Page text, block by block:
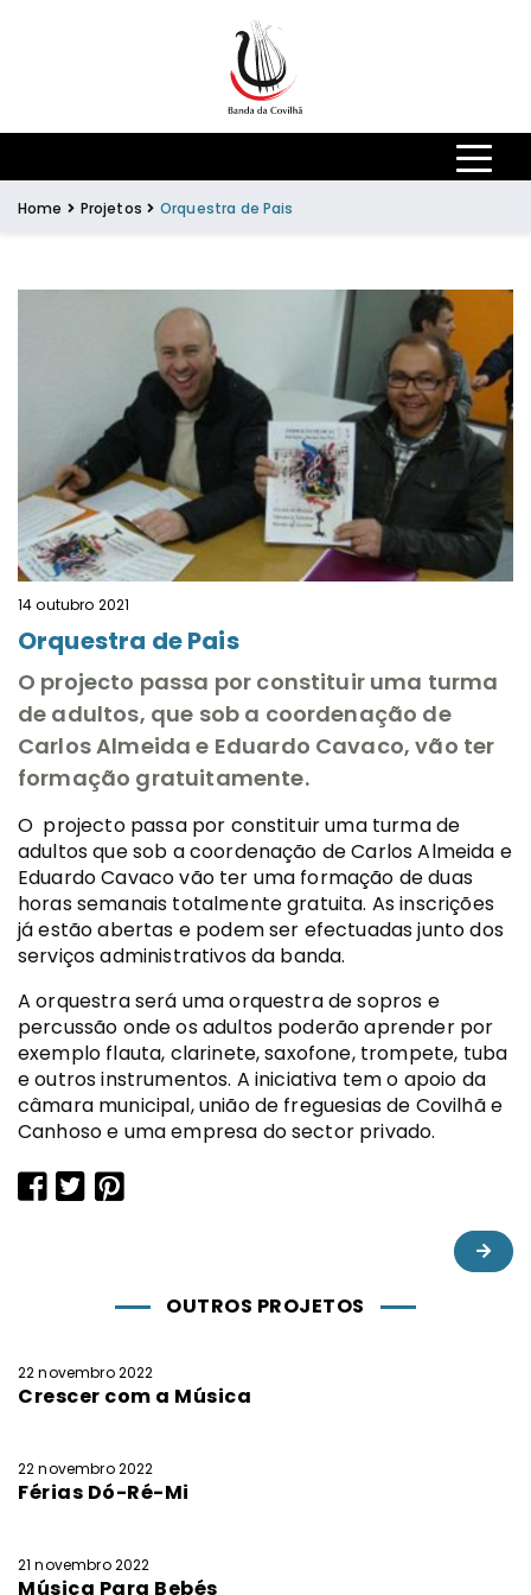
Home Projetos Orquestra de Pais
14 outubro 2021
Orquestra de Pais
O projecto passa por constituir uma turma
de adultos, que sob a coordenação de
Carlos Almeida e Eduardo Cavaco, vão ter
formação gratuitamente.
O projecto passa por constituir uma turma de
adultos que sob a coordenação de Carlos Almeida e
Eduardo Cavaco vão ter uma formação de duas
horas semanais totalmente gratuita. As inscrições
já estão abertas e podem ser efectuadas junto dos
serviços administrativos da banda.
A orquestra será uma orquestra de sopros e
percussão onde os adultos poderão aprender por
exemplo flauta, clarinete, saxofone, trompete, tuba
e outros instrumentos. A iniciativa tem o apoio da
câmara municipal, união de freguesias de Covilhã e
Canhoso e uma empresa do sector privado.
OUTROS PROJETOS
22 novembro 2022
Crescer com a Música
22 novembro 2022
Férias Dó-Ré-Mi
21 novembro 2022
Música Para Bebés